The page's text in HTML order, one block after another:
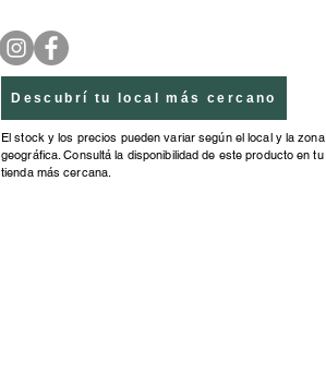
Descubrí tu local más cercano
El stock y los precios pueden variar según el local y la zona
geográfica. Consultá la disponibilidad de este producto en tu
tienda más cercana.